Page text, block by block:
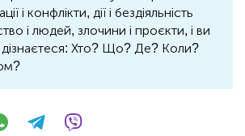
і конфлікти, дії і бездіяльність
і людей, злочини і проєкти, і ви
Хто? Що? Де? Коли?